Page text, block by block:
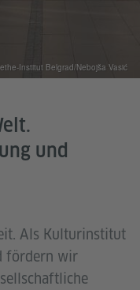
Institut Belgrad/Nebojša Vasić
und
Als Kulturinstitut
fördern wir